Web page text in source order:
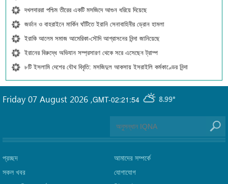
দখলদাররা পশ্চিম তীরের একটি মসজিদে আগুন ধরিয়ে দিয়েছে
জর্ডান ও বাহরাইনে মার্কিন ঘাঁটিতে ইরানি সেনাবাহিনীর ড্রোন হামলা
ইরাকি আলেম সমাজ আমেরিকা-সৌদি আগ্রাসনের নিন্দা জানিয়েছে
ইরানের বিরুদ্ধে অভিযান সম্প্রসারণ থেকে সরে এসেছেন ট্রাম্প
৮টি ইসলামি দেশের যৌথ বিবৃতি: মসজিদুল আকসায় ইসরাইলি কর্মকাণ্ডের নিন্দা
GMT-02:21:54 8.99°
Friday 07 August 2026 ,
প্রচ্ছদ
সকল খবর
আমাদের সম্পর্কে
যোগাযোগ